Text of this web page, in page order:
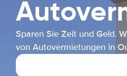
Sparen Sie Zeit und Geld.
von Autovermietungen in